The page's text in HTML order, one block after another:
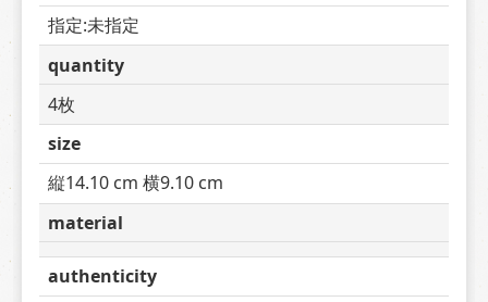
指定:未指定
quantity
4枚
size
縦14.10 cm 横9.10 cm
material
authenticity